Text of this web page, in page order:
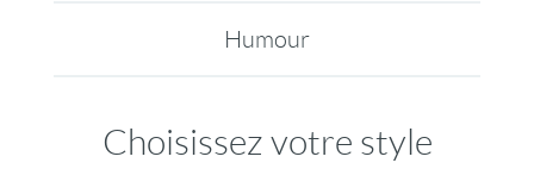
Humour
Choisissez votre style